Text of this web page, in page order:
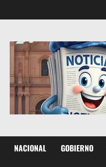
NACIONAL GOBIERNO